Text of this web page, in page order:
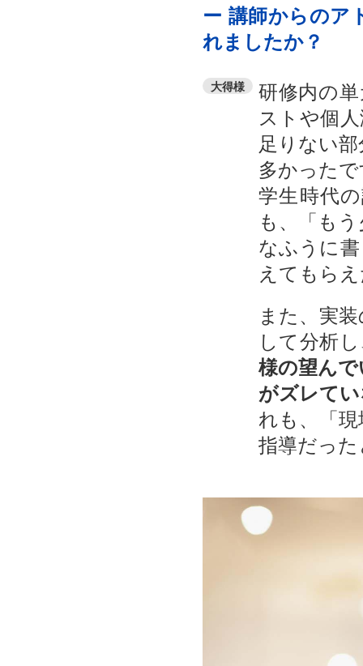
ー 講師からのア
れましたか？
大得様
研修内の
ストや個
足りない
多かった
学生時代
も、「も
なふうに
えてもら
また、実
して分析
様の望ん
がズレて
れも、「
指導だっ